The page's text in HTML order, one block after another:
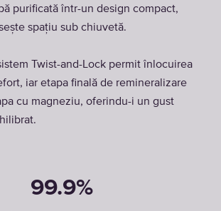
purificată într-un design compact,
spațiu sub chiuvetă.
Twist-and-Lock permit înlocuirea
iar etapa finală de remineralizare
cu magneziu, oferindu-i un gust
99.9%